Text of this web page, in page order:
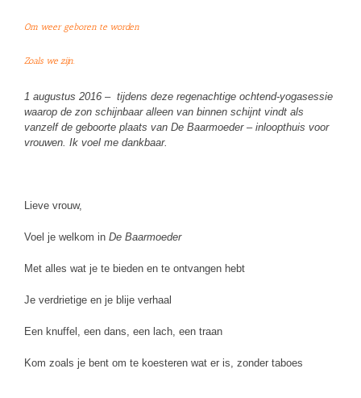
Om weer geboren te worden
Zoals we zijn.
1 augustus 2016 – tijdens deze regenachtige ochtend-yogasessie
waarop de zon schijnbaar alleen van binnen schijnt vindt als
vanzelf de geboorte plaats van De Baarmoeder – inloopthuis voor
vrouwen. Ik voel me dankbaar.
Lieve vrouw,
Voel je welkom in De Baarmoeder
Met alles wat je te bieden en te ontvangen hebt
Je verdrietige en je blije verhaal
Een knuffel, een dans, een lach, een traan
Kom zoals je bent om te koesteren wat er is, zonder taboes